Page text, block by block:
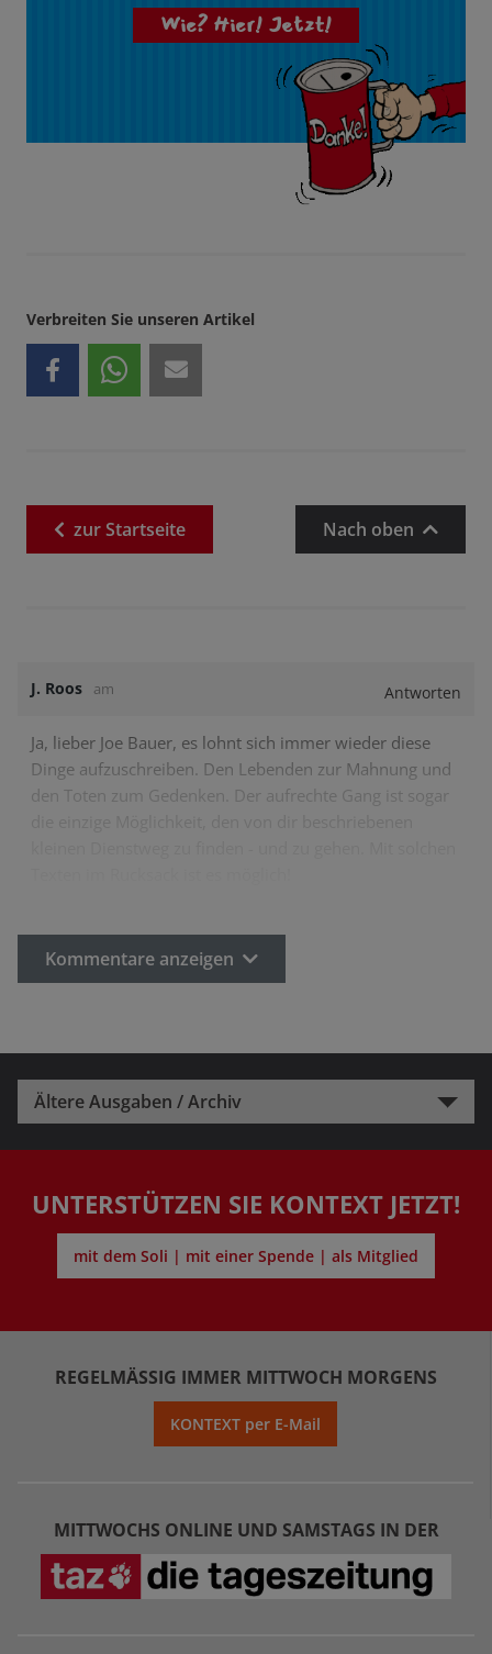
Wie? Hier! Jetzt!
Verbreiten Sie unseren Artikel
zurStartseite Nach oben
J. Roos am Antworten
Ja, lieber Joe Bauer, es lohnt sich immer wieder diese
Dinge aufzuschreiben. Den Lebenden zur Mahnung und
den Toten zum Gedenken. Der aufrechte Gang ist sogar
Kommentare anzeigen
Ältere Ausgaben / Archiv
UNTERSTÜTZEN SIE KONTEXT JETZT!
mit dem Soli | mit einer Spende | als Mitglied
REGELMÄSSIG IMMER MITTWOCH MORGENS
KONTEXT per E-Mail
MITTWOCHS ONLINE UND SAMSTAGS IN DER